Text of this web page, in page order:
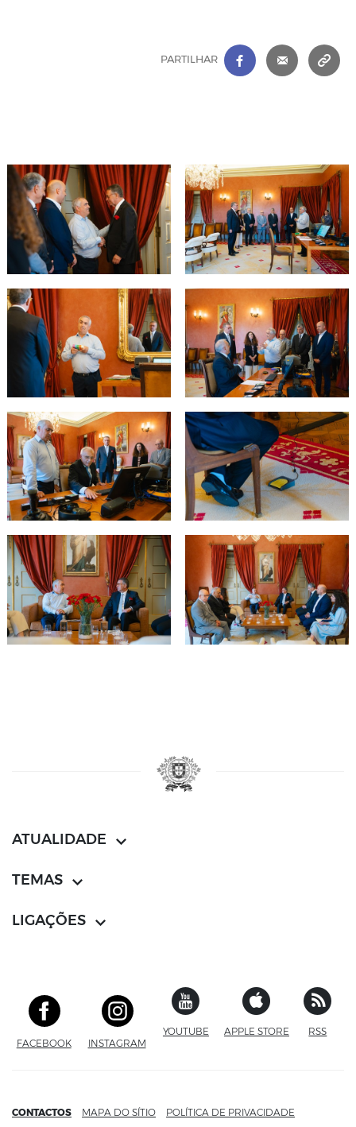
PARTILHAR
FACEBOOK
ATUALIDADE
TEMAS
LIGAÇÕES
FACEBOOKSITE EXTERNO
INSTAGRAM
YOUTUBE SITE EXTERNO
APPLE STORE SITERSS
CONTACTOS MAPA DO SÍTIO POLÍTICA DE PRIVACIDADE